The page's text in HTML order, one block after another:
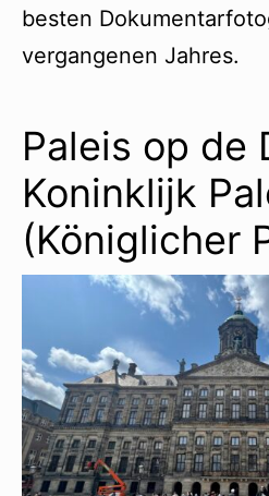
besten
vergangenen Jahres.
Paleis op de
Koninklijk
(Königlicher